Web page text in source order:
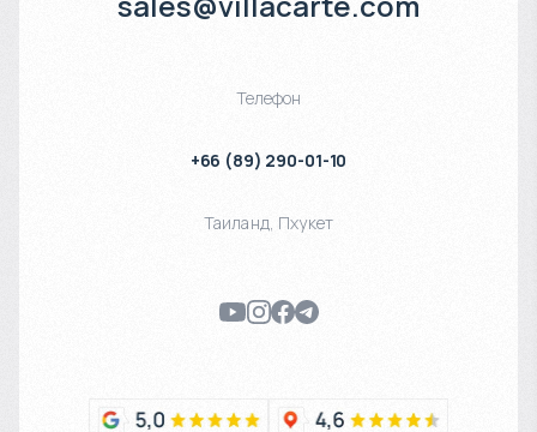
Телефон
+66 (89) 290-01-10
Таиланд, Пхукет